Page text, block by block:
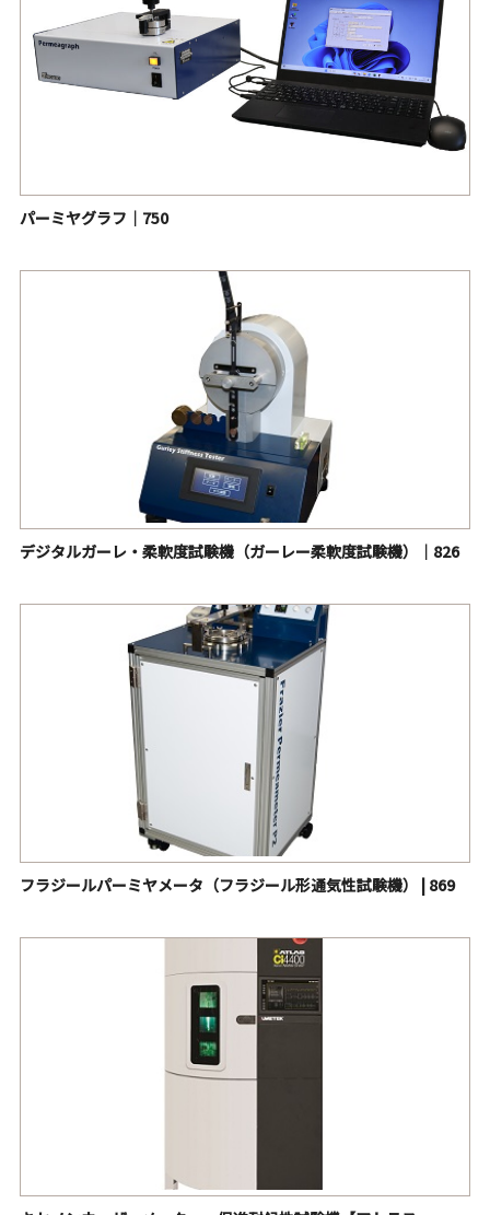
パーミヤグラフ｜750
デジタルガーレ・柔軟度試験機（ガーレー柔軟度試験機）｜826
フラジールパーミヤメータ（フラジール形通気性試験機） | 869